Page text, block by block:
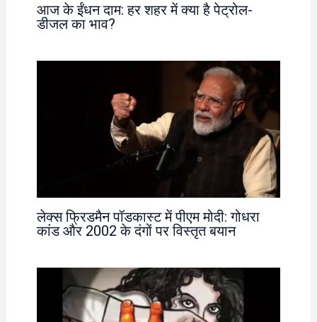
आज के ईंधन दाम: हर शहर में क्या है पेट्रोल-
डीजल का भाव?
लेक्स फ्रिडमैन पॉडकास्ट में पीएम मोदी: गोधरा
कांड और 2002 के दंगों पर विस्तृत बयान